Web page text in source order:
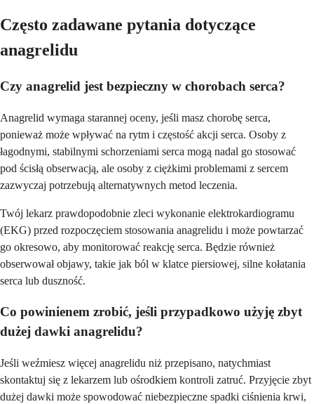
Często zadawane pytania dotyczące
anagrelidu
Czy anagrelid jest bezpieczny w chorobach serca?
Anagrelid wymaga starannej oceny, jeśli masz chorobę serca,
ponieważ może wpływać na rytm i częstość akcji serca. Osoby z
łagodnymi, stabilnymi schorzeniami serca mogą nadal go stosować
pod ścisłą obserwacją, ale osoby z ciężkimi problemami z sercem
zazwyczaj potrzebują alternatywnych metod leczenia.
Twój lekarz prawdopodobnie zleci wykonanie elektrokardiogramu
(EKG) przed rozpoczęciem stosowania anagrelidu i może powtarzać
go okresowo, aby monitorować reakcję serca. Będzie również
obserwował objawy, takie jak ból w klatce piersiowej, silne kołatania
serca lub duszność.
Co powinienem zrobić, jeśli przypadkowo użyję zbyt
dużej dawki anagrelidu?
Jeśli weźmiesz więcej anagrelidu niż przepisano, natychmiast
skontaktuj się z lekarzem lub ośrodkiem kontroli zatruć. Przyjęcie zbyt
dużej dawki może spowodować niebezpieczne spadki ciśnienia krwi,